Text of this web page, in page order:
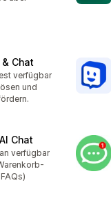
Chat
verfügbar
und
Chat
verfügbar